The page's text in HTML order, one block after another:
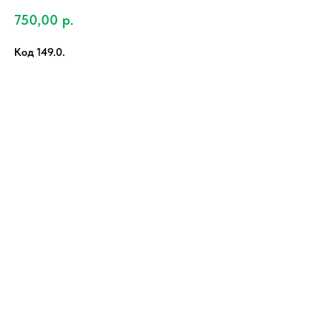
750,00 р.
Код 149.0.